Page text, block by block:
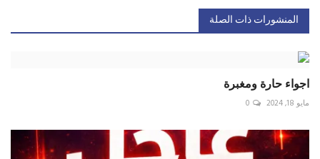
المنشورات ذات الصلة
اجواء حارة ومغبرة
مايو 18, 2024 0